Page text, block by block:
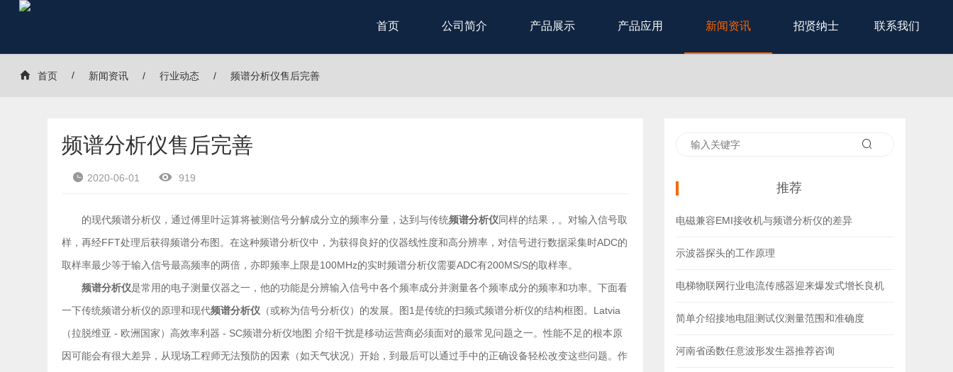
首页 公司简介 产品展示 产品应用 新闻资讯 招贤纳士 联系我们
首页 新闻资讯 行业动态 频谱分析仪售后完善
频谱分析仪售后完善
2020-06-01 919
的现代频谱分析仪，通过傅里叶运算将被测信号分解成分立的频率分量，达到与传统频谱分析仪同样的结果，。对输入信号取
样，再经FFT处理后获得频谱分布图。在这种频谱分析仪中，为获得良好的仪器线性度和高分辨率，对信号进行数据采集时ADC的
取样率最少等于输入信号最高频率的两倍，亦即频率上限是100MHz的实时频谱分析仪需要ADC有200MS/S的取样率。
频谱分析仪是常用的电子测量仪器之一，他的功能是分辨输入信号中各个频率成分并测量各个频率成分的频率和功率。下面看
一下传统频谱分析仪的原理和现代频谱分析仪 （或称为信号分析仪）的发展。图1是传统的扫频式频谱分析仪的结构框图。Latvia
（拉脱维亚 - 欧洲国家）高效率利器 - SC频谱分析仪地图 介绍干扰是移动运营商必须面对的最常见问题之一。性能不足的根本原
因可能会有很大差异，从现场工程师无法预防的因素（如天气状况）开始，到最后可以通过手中的正确设备轻松改变这些问题。作
推荐
电磁兼容EMI接收机与频谱分析仪的差异
示波器探头的工作原理
电梯物联网行业电流传感器迎来爆发式增长良机
简单介绍接地电阻测试仪测量范围和准确度
河南省函数任意波形发生器推荐咨询